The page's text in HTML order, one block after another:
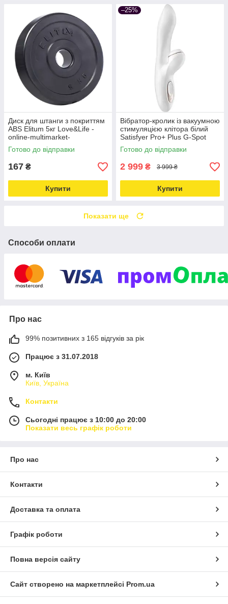
Диск для штанги з покриттям
ABS Elitum 5кг Love&Life -
online-multimarket-
Готово до відправки
167 ₴
Купити
–25%
Вібратор-кролик із вакуумною
стимуляцією клітора білий
Satisfyer Pro+ Plus G-Spot
Rabbit Love&Life -online-
multimarket-
Готово до відправки
2 999 ₴ 3 999 ₴
Купити
Показати ще
Способи оплати
Про нас
99% позитивних з 165 відгуків за рік
Працює з 31.07.2018
м. Київ
Київ, Україна
Контакти
Сьогодні працює з 10:00 до 20:00
Показати весь графік роботи
Про нас
Контакти
Доставка та оплата
Графік роботи
Повна версія сайту
Сайт створено на маркетплейсі Prom.ua